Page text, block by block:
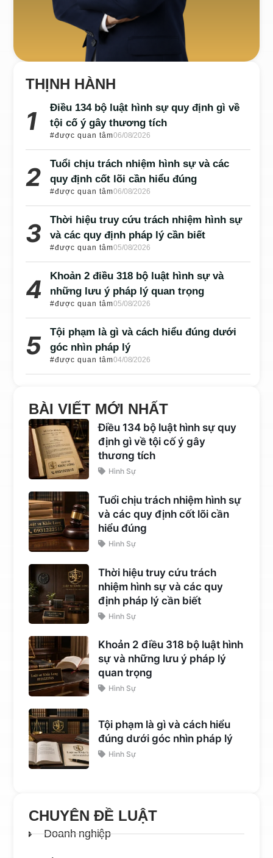
THỊNH HÀNH
Điều 134 bộ luật hình sự quy định gì về
tội cố ý gây thương tích
#được quan tâm06/08/2026
Tuổi chịu trách nhiệm hình sự và các
quy định cốt lõi cần hiểu đúng
#được quan tâm06/08/2026
Thời hiệu truy cứu trách nhiệm hình sự
và các quy định pháp lý cần biết
#được quan tâm05/08/2026
Khoản 2 điều 318 bộ luật hình sự và
những lưu ý pháp lý quan trọng
#được quan tâm05/08/2026
Tội phạm là gì và cách hiểu đúng dưới
góc nhìn pháp lý
#được quan tâm04/08/2026
BÀI VIẾT MỚI NHẤT
Điều 134 bộ luật hình sự quy
định gì về tội cố ý gây
thương tích
Hình Sự
Tuổi chịu trách nhiệm hình sự
và các quy định cốt lõi cần
hiểu đúng
Hình Sự
Thời hiệu truy cứu trách
nhiệm hình sự và các quy
định pháp lý cần biết
Hình Sự
Khoản 2 điều 318 bộ luật hình
sự và những lưu ý pháp lý
quan trọng
Hình Sự
Tội phạm là gì và cách hiểu
đúng dưới góc nhìn pháp lý
Hình Sự
CHUYÊN ĐỀ LUẬT
Doanh nghiệp